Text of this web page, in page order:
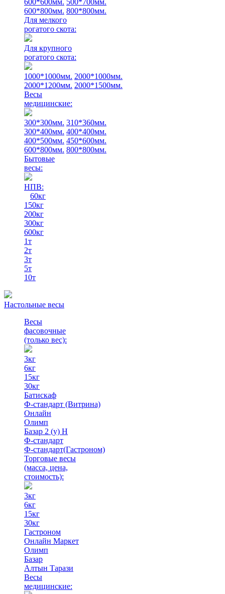
600*600мм. 500*700мм.
600*800мм. 800*800мм.
Для мелкого
рогатого скота:
Для крупного
рогатого скота:
1000*1000мм. 2000*1000мм.
2000*1200мм. 2000*1500мм.
Весы
медицинские:
300*300мм. 310*360мм.
300*400мм. 400*400мм.
400*500мм. 450*600мм.
600*800мм. 800*800мм.
Бытовые
весы:
НПВ:
60кг
150кг
200кг
300кг
600кг
1т
2т
3т
5т
10т
Настольные весы
Весы
фасовочные
(только вес):
3кг
6кг
15кг
30кг
Батискаф
Ф-стандарт (Витрина)
Онлайн
Олимп
Базар 2 (у) Н
Ф-стандарт
Ф-стандарт(Гастроном)
Торговые весы
(масса, цена,
стоимость):
3кг
6кг
15кг
30кг
Гастроном
Онлайн Маркет
Олимп
Базар
Алтын Тарази
Весы
медицинские: